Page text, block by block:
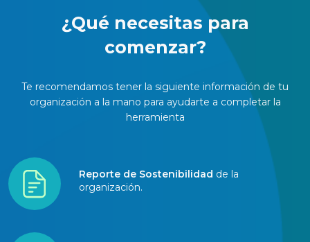
¿Qué necesitas para
comenzar?
Te recomendamos tener la siguiente información de tu
organización a la mano para ayudarte a completar la
herramienta
Reporte de Sostenibilidad de la
organización.